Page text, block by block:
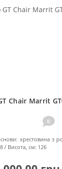
Chair Marrit
0
хрестовина з
Висота, см: 126